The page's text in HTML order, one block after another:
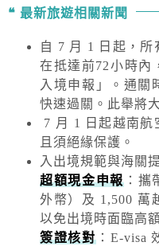
最新旅遊相關新聞
自 7 月 1 日起，所
在抵達前72小時內
入境申報」。通關
快速過關。此舉將
7 月 1 日起越南航
且須絕緣保護。
入出境規範與海關
超額現金申報 ：攜
外幣）及 1,500 萬
以免出境時面臨高
簽證核對：E-visa